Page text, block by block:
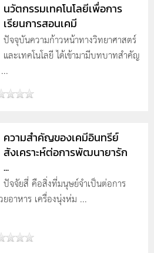
นวัตกรรมเทคโนโลยีเพื่อการ
เรียนการสอนเคมี
ปัจจุบันความก้าวหน้าทางวิทยาศาสตร์
และเทคโนโลยี ได้เข้ามามีบทบาทสำคัญ
ความสำคัญของเคมีอินทรีย์
สังเคราะห์ต่อการพัฒนายารัก
...
ปัจจัยสี่ คือสิ่งที่มนุษย์จำเป็นต่อการ
อาหาร เครื่องนุ่งห่ม ...